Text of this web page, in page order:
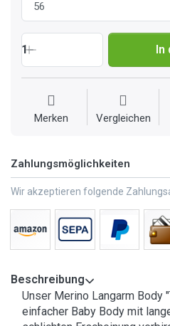
1
Merken Vergleichen
Zahlungsmöglichkeiten
Wir akzeptieren folgende
Beschreibung
Unser Merino Langarm Body
einfacher Baby Body mit